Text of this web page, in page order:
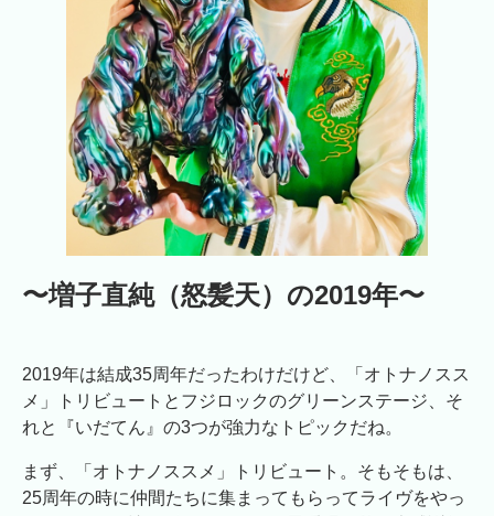
〜増子直純（怒髪天）の2019年〜
2019年は結成35周年だったわけだけど、「オトナノスス
メ」トリビュートとフジロックのグリーンステージ、そ
れと『いだてん』の3つが強力なトピックだね。
まず、「オトナノススメ」トリビュート。そもそもは、
25周年の時に仲間たちに集まってもらってライヴをやっ